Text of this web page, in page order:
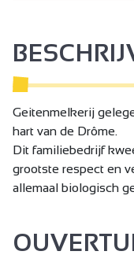
Geitenmelkerij
hart van de Drôme.
Dit familiebedrijf
grootste respect en
allemaal biologisch